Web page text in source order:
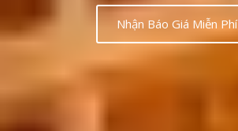
Nhận Báo Giá Miễn Phí